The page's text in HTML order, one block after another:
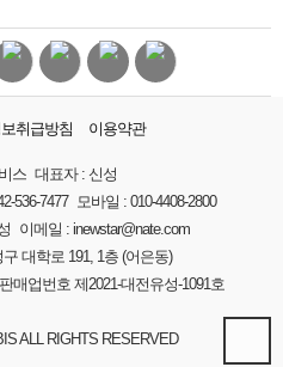
취급방침 이용약관
스 대표자 :신성
536-7477 모바일 : 010-4408-2800
이메일 : inewstar@nate.com
대학로 191, 1층 (어은동)
매업번호제2021-대전유성-1091호
ALL RIGHTS RESERVED